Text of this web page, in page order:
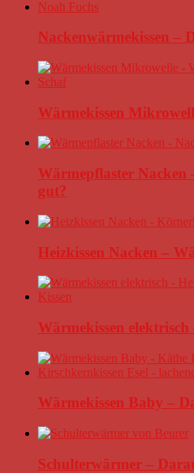
Nackenwärmekissen –
Wärmekissen
Wärmepflaster
gut?
Heizkissen Nacken –
Wärmekissen elektrisch
Wärmekissen Baby –
Schulterwärmer –